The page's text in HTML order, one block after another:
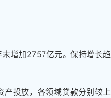
增加2757亿元。保持增长趋
投放，各领域贷款分别较上